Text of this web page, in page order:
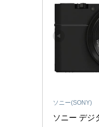
ソニー(SONY)
ソニー デジ